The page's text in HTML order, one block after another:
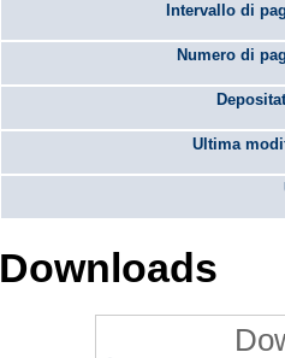
Intervallo di
Numero di
Ultima
Downloads